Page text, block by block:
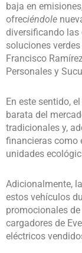
baja en
ofreciéndole
diversificando las
soluciones
Francisco
Personales y
En este sentido,
barata del
tradicionales y,
financieras como
unidades
Adicionalmente,
estos vehículos
promocionales
cargadores de
eléctricos